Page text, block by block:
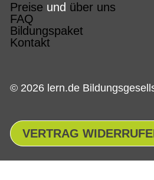
Preise und über uns
FAQ
Bildungspaket
Kontakt
© 2026 lern.de
VERTRAG